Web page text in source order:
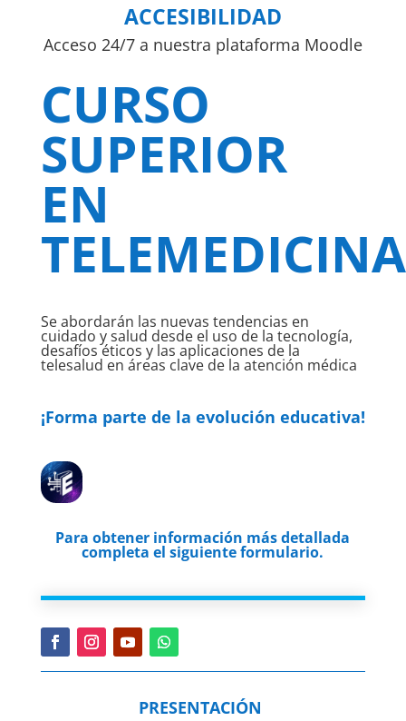
ACCESIBILIDAD
Acceso 24/7 a nuestra plataforma Moodle
CURSO
SUPERIOR
EN
TELEMEDICINA
Se abordarán las nuevas tendencias en
cuidado y salud desde el uso de la tecnología,
desafíos éticos y las aplicaciones de la
telesalud en áreas clave de la atención médica
¡Forma parte de la evolución educativa!
Para obtener información más detallada
completa el siguiente formulario.
PRESENTACIÓN